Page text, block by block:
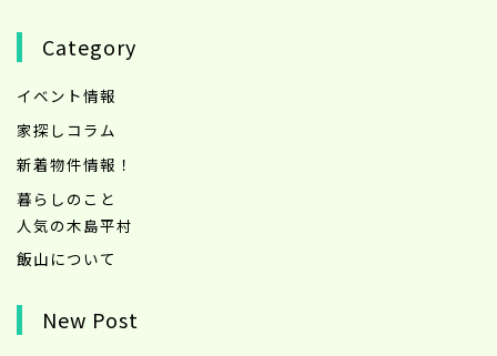
Category
イベント情報
家探しコラム
新着物件情報！
暮らしのこと
人気の木島平村
飯山について
New Post